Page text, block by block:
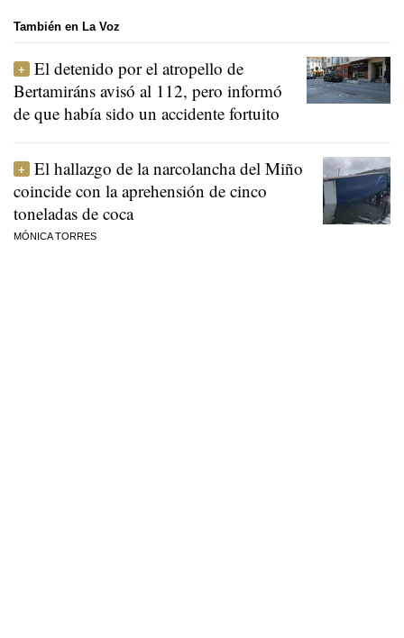
También en La Voz
El detenido por el atropello de
Bertamiráns avisó al 112, pero informó
de que había sido un accidente fortuito
El hallazgo de la narcolancha del Miño
coincide con la aprehensión de cinco
toneladas de coca
MÓNICA TORRES